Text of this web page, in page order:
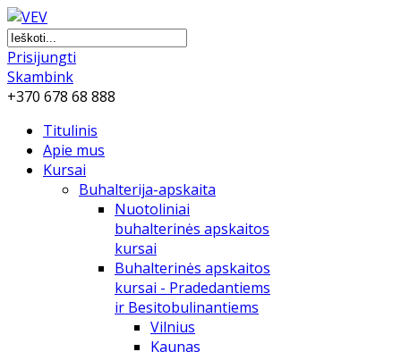
Prisijungti
Skambink
+370 678 68 888
Titulinis
Apie mus
Kursai
Buhalterija-apskaita
Nuotoliniai
buhalterinės apskaitos
kursai
Buhalterinės apskaitos
kursai - Pradedantiems
ir Besitobulinantiems
Vilnius
Kaunas